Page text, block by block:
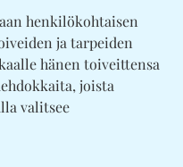
henkilökohtaisen
ja tarpeiden
hänen toiveittensa
joista
valitsee